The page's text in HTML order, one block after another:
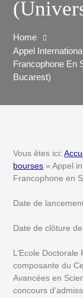
Home
Appel
Francophone En
Bucarest)
Vous êtes ici:
bourses » Appel
Francophone en
Date de
Date de clôture
L’Ecole
composante du
Avancées en
concours